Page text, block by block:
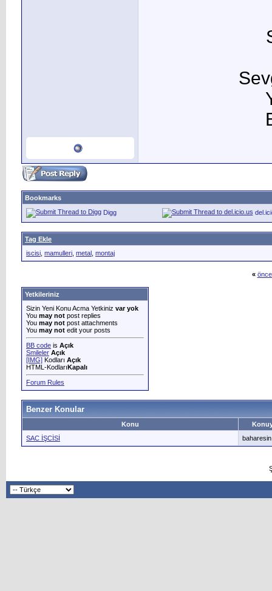
Bookmarks
Digg
Tag Ekle
iscisi mamulleri metal montaj
«
Yetkileriniz
Sizin Yeni Konu Acma Yetkiniz var yok
You may not post replies
You may not post attachments
You may not edit your posts
BB code is Açık
Smileler Açık
[IMG] Kodları Açık
HTML-KodlarıKapalı
Forum Rules
Benzer Konular
Konu
SAC İŞCİSİ
baharesin